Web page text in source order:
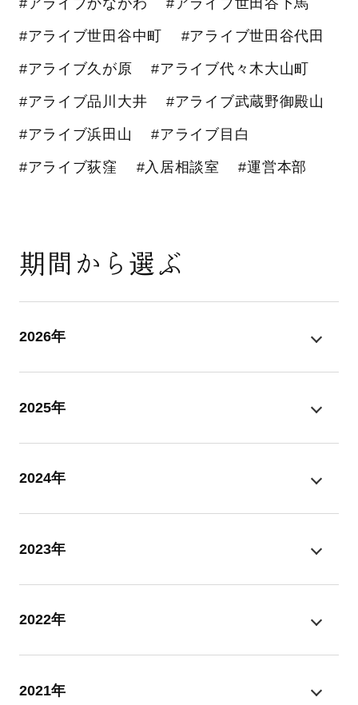
#アライブかながわ #アライブ世田谷下馬
#アライブ世田谷中町 #アライブ世田谷代田
#アライブ久が原 #アライブ代々木大山町
#アライブ品川大井 #アライブ武蔵野御殿山
#アライブ浜田山 #アライブ目白
#アライブ荻窪 #入居相談室 #運営本部
期間から選ぶ
2026年
2025年
2024年
2023年
2022年
2021年